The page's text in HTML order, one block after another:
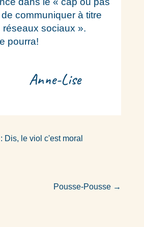
de communiquer à titre
réseaux sociaux ».
pourra!
Anne-Lise
Dis, le viol c'est moral
Pousse-Pousse →